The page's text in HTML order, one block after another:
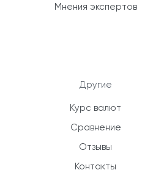
Мнения экспертов
Другие
Курс валют
Сравнение
Отзывы
Контакты